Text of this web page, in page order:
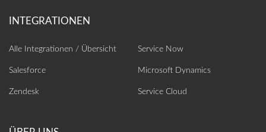
Alle Integrationen / Übersicht
Salesforce
Zendesk
Service Now
Microsoft Dynamics
Service Cloud